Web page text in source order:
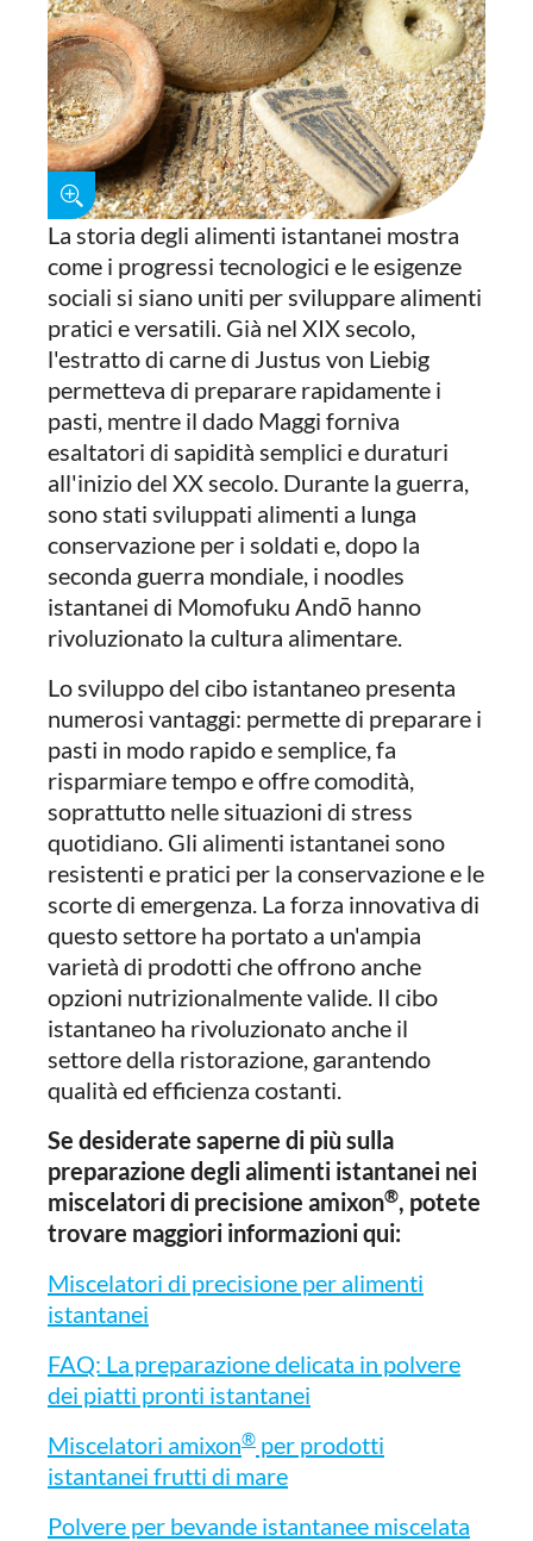
La storia degli alimenti istantanei mostra
come i progressi tecnologici e le esigenze
sociali si siano uniti per sviluppare alimenti
pratici e versatili. Già nel XIX secolo,
l'estratto di carne di Justus von Liebig
permetteva di preparare rapidamente i
pasti, mentre il dado Maggi forniva
esaltatori di sapidità semplici e duraturi
all'inizio del XX secolo. Durante la guerra,
sono stati sviluppati alimenti a lunga
conservazione per i soldati e, dopo la
seconda guerra mondiale, i noodles
istantanei di Momofuku Andō hanno
rivoluzionato la cultura alimentare.
Lo sviluppo del cibo istantaneo presenta
numerosi vantaggi: permette di preparare i
pasti in modo rapido e semplice, fa
risparmiare tempo e offre comodità,
soprattutto nelle situazioni di stress
quotidiano. Gli alimenti istantanei sono
resistenti e pratici per la conservazione e le
scorte di emergenza. La forza innovativa di
questo settore ha portato a un'ampia
varietà di prodotti che offrono anche
opzioni nutrizionalmente valide. Il cibo
istantaneo ha rivoluzionato anche il
settore della ristorazione, garantendo
qualità ed efficienza costanti.
Se desiderate saperne di più sulla
preparazione degli alimenti istantanei nei
miscelatori di precisione amixon®, potete
trovare maggiori informazioni qui:
Miscelatori di precisione per alimenti
istantanei
FAQ: La preparazione delicata in polvere
dei piatti pronti istantanei
Miscelatori amixon® per prodotti
istantanei frutti di mare
Polvere per bevande istantanee miscelata